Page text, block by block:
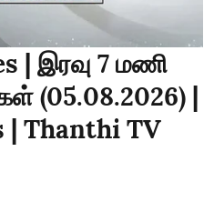
| இரவு 7 மணி
(05.08.2026) |
| Thanthi TV